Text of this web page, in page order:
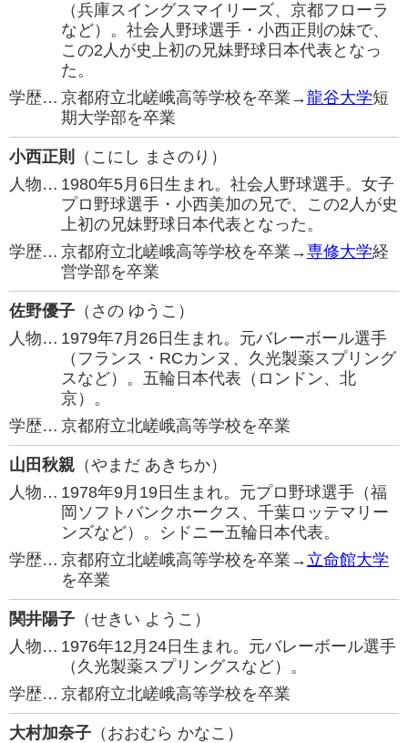
（兵庫スイングスマイリーズ、京都フローラ
など）。社会人野球選手・小西正則の妹で、
この2人が史上初の兄妹野球日本代表となっ
た。
学歴… 京都府立北嵯峨高等学校を卒業→龍谷大学短
期大学部を卒業
小西正則
（こにし まさのり）
人物… 1980年5月6日生まれ。社会人野球選手。女子
プロ野球選手・小西美加の兄で、この2人が史
上初の兄妹野球日本代表となった。
学歴… 京都府立北嵯峨高等学校を卒業→専修大学経
営学部を卒業
佐野優子 （さの ゆうこ）
人物… 1979年7月26日生まれ。元バレーボール選手
（フランス・RCカンヌ、久光製薬スプリング
スなど）。五輪日本代表（ロンドン、北
京）。
学歴… 京都府立北嵯峨高等学校を卒業
山田秋親 （やまだ あきちか）
人物… 1978年9月19日生まれ。元プロ野球選手（福
岡ソフトバンクホークス、千葉ロッテマリー
ンズなど）。シドニー五輪日本代表。
学歴… 京都府立北嵯峨高等学校を卒業→ 立命館大学
を卒業
関井陽子 （せきい ようこ）
人物… 1976年12月24日生まれ。元バレーボール選手
（久光製薬スプリングスなど）。
学歴… 京都府立北嵯峨高等学校を卒業
大村加奈子 （おおむら かなこ）